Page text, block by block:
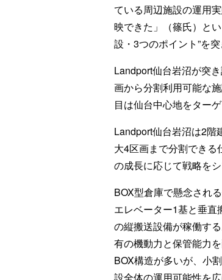
ている周辺施設の運用
映できた」（篠氏）と
設・3つのポイント”を突
Landport仙台岩沼が突
画から分割利用可能な
目は仙台中心地をター
Landport仙台岩沼は2階
大4区画まで分割でき
の成長に応じて戦略を
BOX型倉庫で懸念され
エレベーター1基と垂
の縦搬送設備が稼働す
有の機動力と保管能力
BOX構造が多いが、小